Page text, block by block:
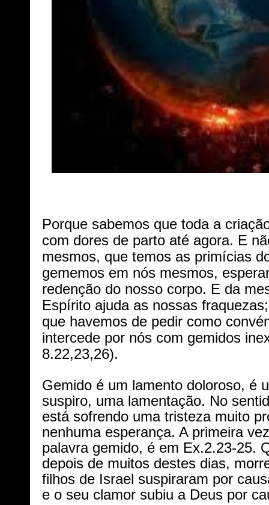
Porque sabemos que toda a
com dores de parto até agora. E
mesmos, que temos as primícias
gememos em nós mesmos,
redenção do nosso corpo. E da
Espírito ajuda as nossas
que havemos de pedir como
intercede por nós com gemidos
8.22,23,26).
Gemido é um lamento doloroso, é
suspiro, uma lamentação. No
está sofrendo uma tristeza muito
nenhuma esperança. A primeira
palavra gemido, é em Ex.2.23-25.
depois de muitos destes dias,
filhos de Israel suspiraram por
e o seu clamor subiu a Deus por